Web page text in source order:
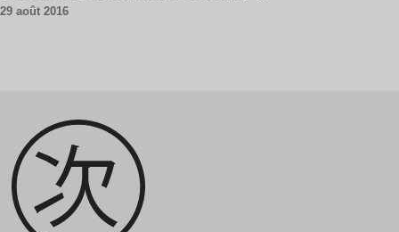
29 août 2016